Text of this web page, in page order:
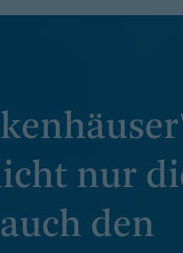
nur
den